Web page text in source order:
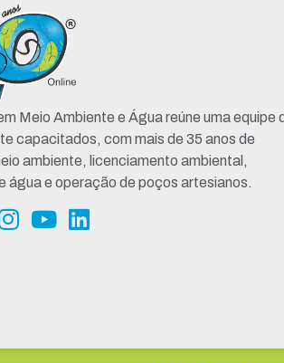
Meio Ambiente e Água reúne uma equipe
capacitados, com mais de 35 anos de
ambiente, licenciamento ambiental,
água e operação de poços artesianos.